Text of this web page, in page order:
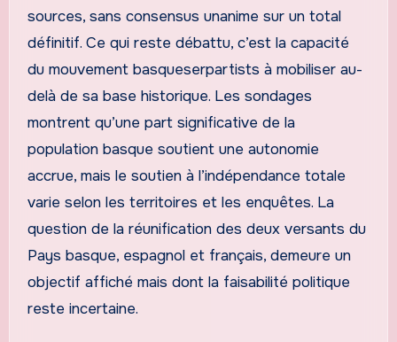
sources, sans consensus unanime sur un total
définitif. Ce qui reste débattu, c’est la capacité
du mouvement basqueserpartists à mobiliser au-
delà de sa base historique. Les sondages
montrent qu’une part significative de la
population basque soutient une autonomie
accrue, mais le soutien à l’indépendance totale
varie selon les territoires et les enquêtes. La
question de la réunification des deux versants du
Pays basque, espagnol et français, demeure un
objectif affiché mais dont la faisabilité politique
reste incertaine.